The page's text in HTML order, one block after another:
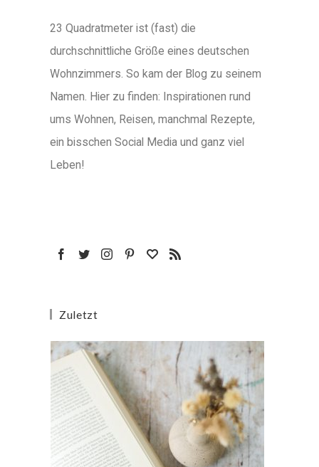
23 Quadratmeter ist (fast) die
durchschnittliche Größe eines deutschen
Wohnzimmers. So kam der Blog zu seinem
Namen. Hier zu finden: Inspirationen rund
ums Wohnen, Reisen, manchmal Rezepte,
ein bisschen Social Media und ganz viel
Leben!
Zuletzt